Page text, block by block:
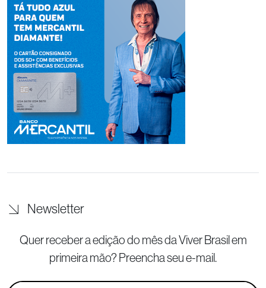
Newsletter
Quer receber a edição do mês da Viver Brasil em
primeira mão? Preencha seu e-mail.